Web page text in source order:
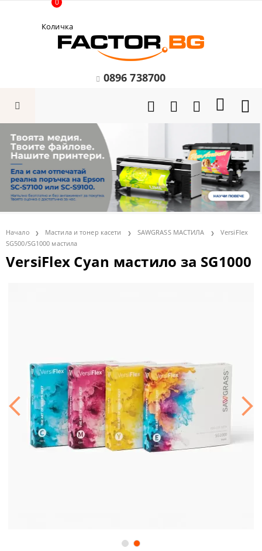
Количка
0
0896 738700
Начало Мастила и тонер касети SAWGRASS МАСТИЛА
VersiFlex
SG500/SG1000 мастила
VersiFlex Cyan мастило за SG1000